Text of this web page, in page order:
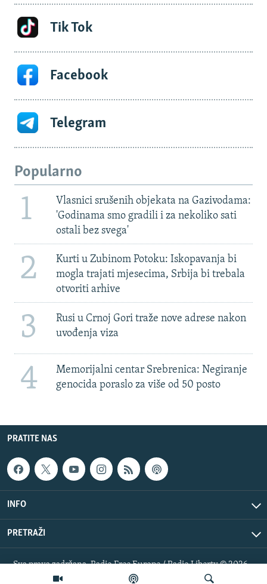
Tik Tok
Facebook
Telegram
Popularno
1
Vlasnici srušenih objekata na Gazivodama:
'Godinama smo gradili i za nekoliko sati
ostali bez svega'
2
Kurti u Zubinom Potoku: Iskopavanja bi
mogla trajati mjesecima, Srbija bi trebala
otvoriti arhive
3
Rusi u Crnoj Gori traže nove adrese nakon
uvođenja viza
4
Memorijalni centar Srebrenica: Negiranje
genocida poraslo za više od 50 posto
PRATITE NAS
INFO
PRETRAŽI
Sva prava zadržana. Radio Free Europe / Radio Liberty © 2026
RFE/RL, Inc.